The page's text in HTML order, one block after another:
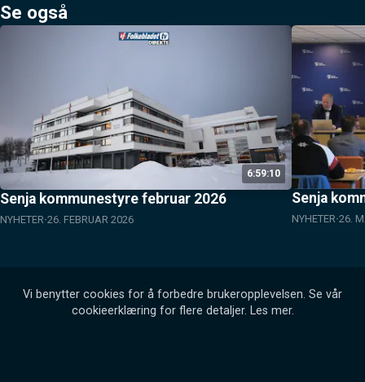
Se også
6:59:10
Senja kommunestyre februar 2026
NYHETER 26. FEBRUAR 2026
Senja
NYHETER 26.
Vi benytter cookies for å forbedre brukeropplevelsen. Se vår
cookieerklæring for flere detaljer. Les mer.